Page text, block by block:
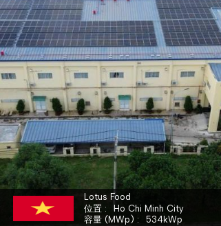
Lotus Food
位置
Ho Chi Minh City
容量 (MWp)
534kWp